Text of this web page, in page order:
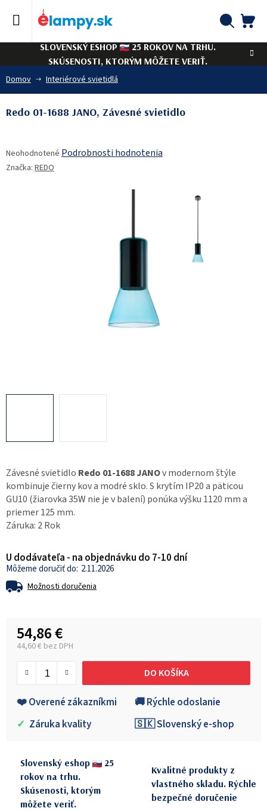
SLOVENSKÝ ESHOP
25 ROKOV NA TRHU.
SKÚSENOSTI, KTORÝM MÔŽETE VERIŤ.
Domov Interiérové svietidlá
Závesné svietidlo Redo 01-1688 JANOv modernom štýle
kombinuje čierny kov a modré sklo. S krytím IP20 a päticou
GU10 (žiarovka 35W nie je v balení) ponúka výšku 1120 mm a
priemer 125 mm.
Záruka: 2 Rok
U dodávateľa - na objednávku do 7-10 dní
2.11.2026
Možnosti doručenia
54,86 €
44,60 € bez DPH
DO KOŠÍKA
❤️ Overené zákazníkmi
🚚 Rýchle odoslanie
✓ Záruka kvality 🇸🇰 Slovenský e-shop
Redo 01-1688 JANO, Závesné svietidlo
hodnotenie
produktu
Neohodnotené Podrobnosti hodnotenia
Značka: REDO
Slovenský eshop
25
rokov na trhu.
Skúsenosti, ktorým
môžete veriť.
Kvalitné produkty z
vlastného skladu. Rýchle
bezpečné doručenie